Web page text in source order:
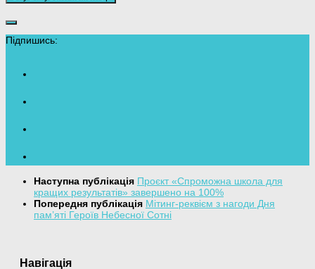
Підпишись:
Наступна публікація Проєкт «Спроможна школа для
кращих результатів» завершено на 100%
Попередня публікація Мітинг-реквієм з нагоди Дня
пам’яті Героїв Небесної Сотні
Навігація